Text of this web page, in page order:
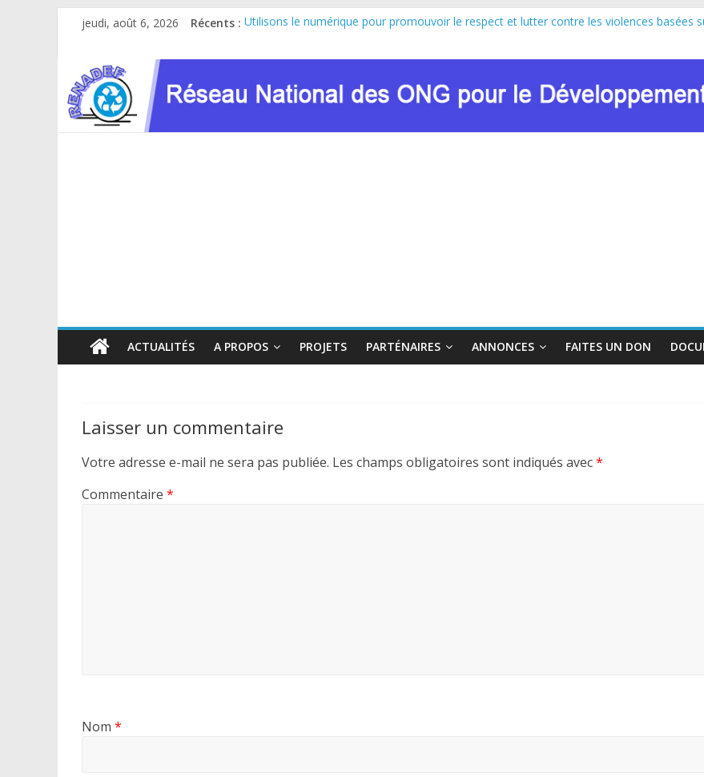
Passerjeudi, août 6, 2026 Récents : Utilisons le numérique pour promouvoir le respect et lutter contre les violences basées
RDC : Sous l’impulsion de Marie Nyombo Zaina, le CPD et RENADEF renforcent leur
Atelier de consultation sur les approches innovantes de lutte contre les VBG dans le
ACTUALITÉS A PROPOS PROJETS PARTÉNAIRES ANNONCES FAITES UN DON
Laisser un commentaire
Votre adresse e-mail ne sera pas publiée. Les champs obligatoires sont indiqués avec*
Commentaire *
Nom *